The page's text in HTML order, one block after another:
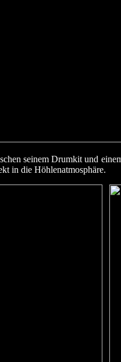
seinem Drumkit und
in die Höhlenatmosphäre.